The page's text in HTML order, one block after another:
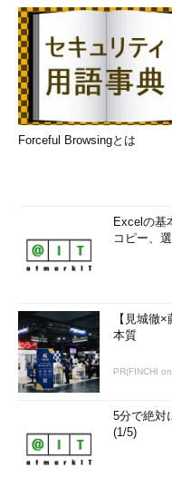
Forceful Browsingとは
Excelの基
コピー、
【見城徹
本質
PR(FINCHI
5分で絶対
(1/5)